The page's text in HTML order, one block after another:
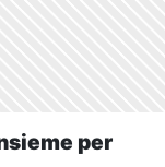
per